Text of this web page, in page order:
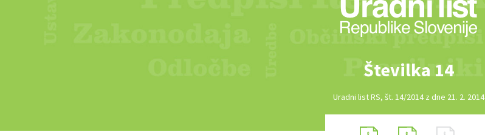
Številka 14
Uradni list RS, št. 14/2014 z dne 21. 2. 2014